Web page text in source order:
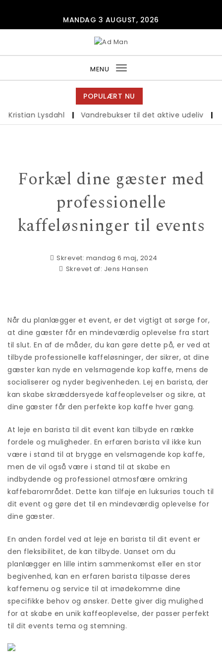
MANDAG 3 AUGUST, 2026
MENU
Toggle
navigation
POPULÆRT NU
Lysdahl
Vandrebukser til det aktive udeliv
Forkæl dine gæster med
professionelle
kaffeløsninger til events
Skrevet: mandag 6 maj, 2024
Skrevet af: Jens Hansen
Når du planlægger et event, er det vigtigt at sørge for,
at dine gæster får en mindeværdig oplevelse fra start
til slut. En af de måder, du kan gøre dette på, er ved at
tilbyde professionelle kaffeløsninger, der sikrer, at dine
gæster kan nyde en velsmagende kop kaffe, mens de
socialiserer og nyder begivenheden. Lej en barista, der
kan skabe skræddersyede kaffeoplevelser og sikre, at
dine gæster får den perfekte kop kaffe hver gang.
At leje en barista til dit event kan tilbyde en række
fordele og muligheder. En erfaren barista vil ikke kun
være i stand til at brygge en velsmagende kop kaffe,
men de vil også være i stand til at skabe en
indbydende og professionel atmosfære omkring
kaffebarområdet. Dette kan tilføje en luksuriøs touch til
dit event og gøre det til en mindeværdig oplevelse for
dine gæster.
En anden fordel ved at leje en barista til dit event er
den fleksibilitet, de kan tilbyde. Uanset om du
planlægger en lille intim sammenkomst eller en stor
begivenhed, kan en erfaren barista tilpasse deres
kaffemenu og service til at imødekomme dine
specifikke behov og ønsker. Dette giver dig mulighed
for at skabe en unik kaffeoplevelse, der passer perfekt
til dit events tema og stemning.